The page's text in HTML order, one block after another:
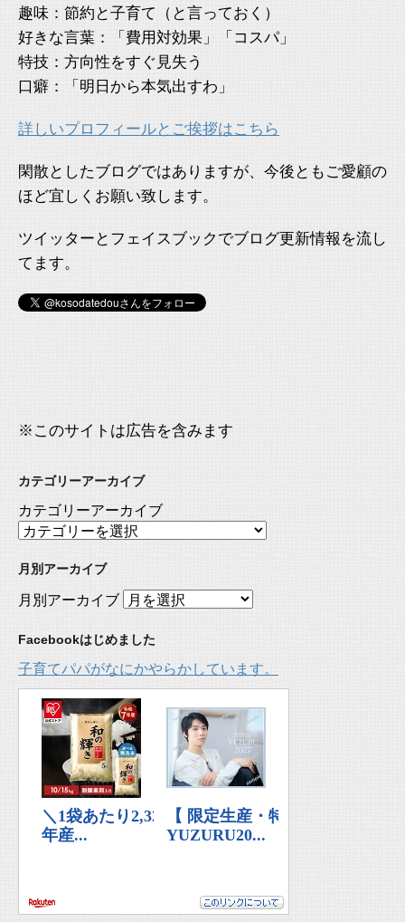
趣味：節約と子育て（と言っておく）
好きな言葉：「費用対効果」「コスパ」
特技：方向性をすぐ見失う
口癖：「明日から本気出すわ」
詳しいプロフィールとご挨拶はこちら
閑散としたブログではありますが、今後ともご愛顧の
ほど宜しくお願い致します。
ツイッターとフェイスブックでブログ更新情報を流し
てます。
※このサイトは広告を含みます
カテゴリーアーカイブ
カテゴリーアーカイブ
月別アーカイブ
月別アーカイブ
Facebookはじめました
子育てパパがなにかやらかしています。